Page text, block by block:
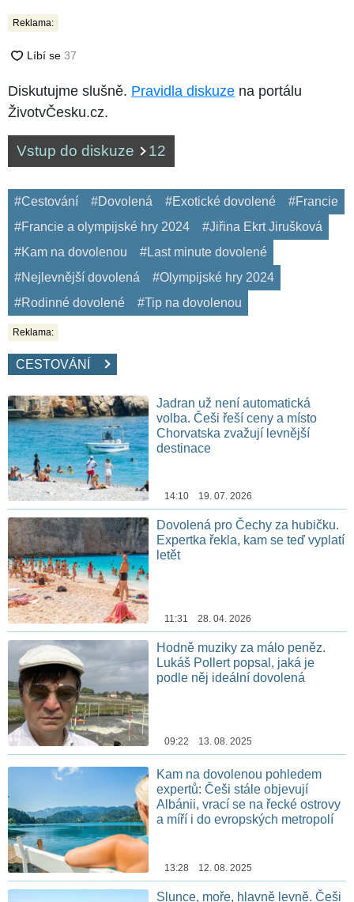
Reklama:
Diskutujme slušně. Pravidla diskuze na portálu
ŽivotvČesku.cz.
Vstup do diskuze 12
#Cestování #Dovolená #Exotické dovolené
#Francie
#Francie a olympijské hry 2024
#Jiřina Ekrt Jirušková
#Kam na dovolenou
#Last minute dovolené
#Nejlevnější dovolená
#Olympijské hry 2024
#Rodinné dovolené
#Tip na dovolenou
Reklama:
CESTOVÁNÍ
Jadran už není automatická
volba. Češi řeší ceny a místo
Chorvatska zvažují levnější
destinace
14:10 19. 07. 2026
Dovolená pro Čechy za hubičku.
Expertka řekla, kam se teď vyplatí
letět
11:31 28. 04. 2026
Hodně muziky za málo peněz.
Lukáš Pollert popsal, jaká je
podle něj ideální dovolená
09:22 13. 08. 2025
Kam na dovolenou pohledem
expertů: Češi stále objevují
Albánii, vrací se na řecké ostrovy
a míří i do evropských metropolí
13:28 12. 08. 2025
Slunce, moře, hlavně levně. Češi